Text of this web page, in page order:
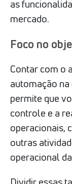
as
mercado.
Foco no
Contar com o
automação
permite que
controle e a
operacionais,
outras
operacional